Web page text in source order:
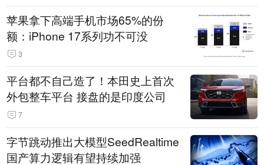
苹果拿下高端手机市场65%的份
额：iPhone 17系列功不可没
3
平台都不自己造了！本田史上首次
外包整车平台 接盘的是印度公司
7
字节跳动推出大模型SeedRealtime
国产算力逻辑有望持续加强